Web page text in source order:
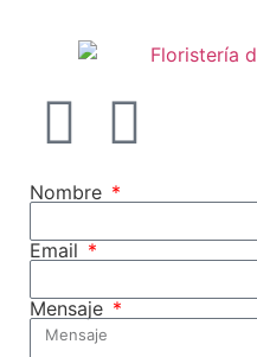
Nombre
Email
Mensaje